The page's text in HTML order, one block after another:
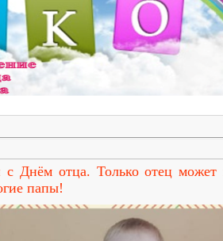
Днём отца. Только отец может
папы!